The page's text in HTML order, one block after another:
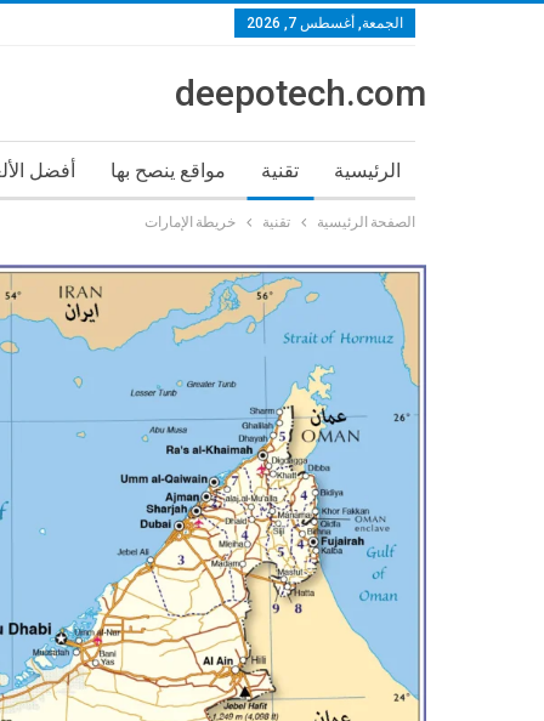
الجمعة, أغسطس 7, 2026
deepotech.com
الرئيسية تقنية مواقع ينصح بها أفضل
الصفحة الرئيسية تقنية خريطة الإمارات